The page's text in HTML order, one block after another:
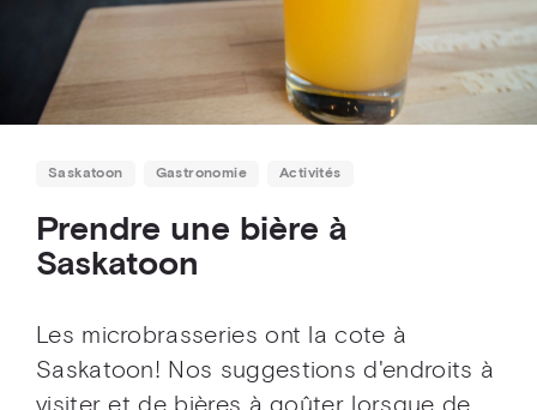
Saskatoon Gastronomie Activités
Prendre une bière à
Saskatoon
Les microbrasseries ont la cote à
Saskatoon! Nos suggestions d'endroits à
visiter et de bières à goûter lorsque de